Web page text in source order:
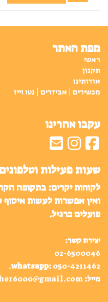
מפת האתר
ראשי
תקנון
אודותינו
מכשירים | אביזרים | נטו וייז
עקבו אחרינו
שעות פעילות
לקוחות יקרים: בתקופה
ואין אפשרות לעשות
פועלים כרגיל.
יצירת קשר:
02-6500046
whatsapp: 050-4211462
.
מייל: